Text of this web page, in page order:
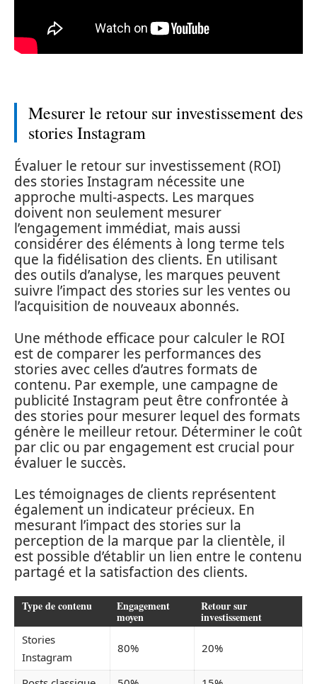
Mesurer le retour sur investissement des
stories Instagram
Évaluer le retour sur investissement (ROI)
des stories Instagram nécessite une
approche multi-aspects. Les marques
doivent non seulement mesurer
l’engagement immédiat, mais aussi
considérer des éléments à long terme tels
que la fidélisation des clients. En utilisant
des outils d’analyse, les marques peuvent
suivre l’impact des stories sur les ventes ou
l’acquisition de nouveaux abonnés.
Une méthode efficace pour calculer le ROI
est de comparer les performances des
stories avec celles d’autres formats de
contenu. Par exemple, une campagne de
publicité Instagram peut être confrontée à
des stories pour mesurer lequel des formats
génère le meilleur retour. Déterminer le coût
par clic ou par engagement est crucial pour
évaluer le succès.
Les témoignages de clients représentent
également un indicateur précieux. En
mesurant l’impact des stories sur la
perception de la marque par la clientèle, il
est possible d’établir un lien entre le contenu
partagé et la satisfaction des clients.
Type de contenu Engagement
moyen
Retour sur
investissement
Stories
Instagram
80% 20%